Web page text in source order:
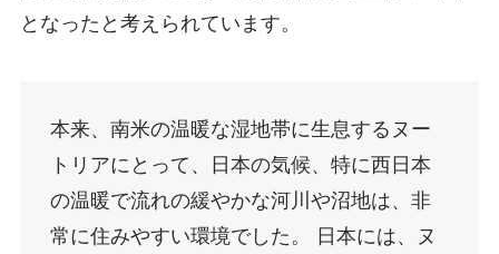
となったと考えられています。
本来、南米の温暖な湿地帯に生息するヌー
トリアにとって、日本の気候、特に西日本
の温暖で流れの緩やかな河川や沼地は、非
常に住みやすい環境でした。 日本には、ヌ